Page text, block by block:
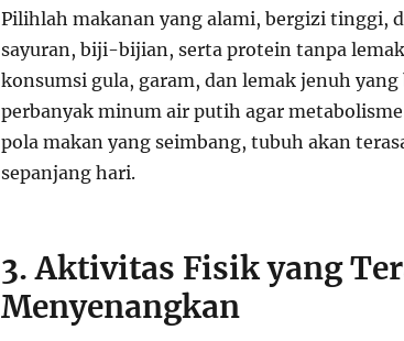
Pilihlah makanan yang alami, bergizi tinggi,
sayuran, biji-bijian, serta protein tanpa
konsumsi gula, garam, dan lemak jenuh
perbanyak minum air putih agar
pola makan yang seimbang, tubuh akan
sepanjang hari.
3. Aktivitas Fisik yang
Menyenangkan